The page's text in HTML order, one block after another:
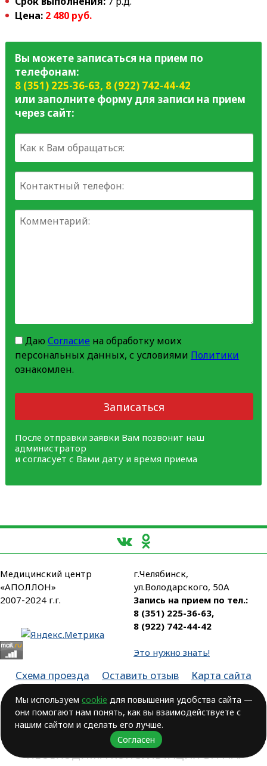
Цена: 2 480 руб.
Вы можете записаться на прием по
телефонам:
8 (351) 225-36-63, 8 (922) 742-44-42
или заполните форму для записи на прием
через сайт:
Даю Согласиена обработку моих
персональных данных, с условиями Политики
ознакомлен.
Записаться
После отправки заявки Вам позвонит наш
администратор
и согласует с Вами дату и время приема
Медицинский центр
«АПОЛЛОН»
2007-2024 г.г.
г.Челябинск,
ул.Володарского, 50А
Запись на прием по тел.:
8 (351) 225-36-63,
8 (922) 742-44-42
Это нужно знать!
Схема проезда Оставить отзыв
Карта сайта
Лицензия № ЛО-74-01-003806, от 14.10.2016, выдана Министерством
здравоохранения Челябинской области
ВОЗМОЖНЫ ПРОТИВОПОКАЗАНИЯ.
НЕОБХОДИМА КОНСУЛЬТАЦИЯ ВРАЧА!
Мы используем cookie для повышения удобства сайта —
они помогают нам понять, как вы взаимодействуете с
нашим сайтом и сделать его лучше.
Согласен